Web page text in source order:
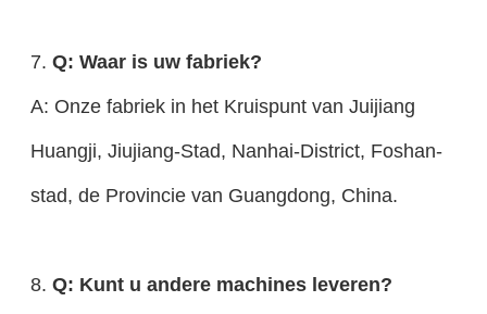
7. Q: Waar is uw fabriek?
A: Onze fabriek in het Kruispunt van Juijiang
Huangji, Jiujiang-Stad, Nanhai-District, Foshan-
stad, de Provincie van Guangdong, China.
8. Q: Kunt u andere machines leveren?